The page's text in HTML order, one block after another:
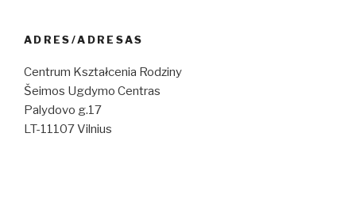
ADRES/ADRESAS
Centrum Kształcenia Rodziny
Šeimos Ugdymo Centras
Palydovo g.17
LT-11107 Vilnius